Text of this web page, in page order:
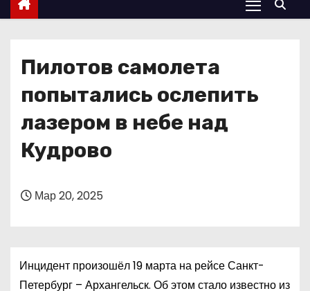
Пилотов самолета
попытались ослепить
лазером в небе над
Кудрово
Мар 20, 2025
Инцидент произошёл 19 марта на рейсе Санкт-
Петербург – Архангельск. Об этом стало известно из